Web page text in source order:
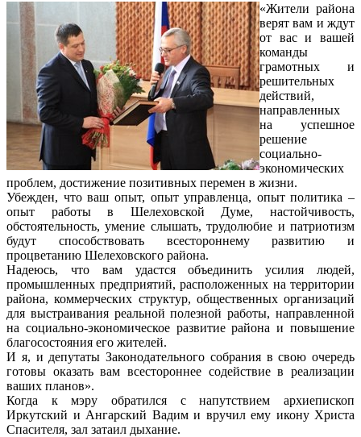
«Жители района
верят вам и ждут
от вас и вашей
команды
грамотных и
решительных
действий,
направленных
на успешное
решение
социально-
экономических
проблем, достижение позитивных перемен в жизни.
Убежден, что ваш опыт, опыт управленца, опыт политика –
опыт работы в Шелеховской Думе, настойчивость,
обстоятельность, умение слышать, трудолюбие и патриотизм
будут способствовать всестороннему развитию и
процветанию Шелеховского района.
Надеюсь, что вам удастся объединить усилия людей,
промышленных предприятий, расположенных на территории
района, коммерческих структур, общественных организаций
для выстраивания реальной полезной работы, направленной
на социально-экономическое развитие района и повышение
благосостояния его жителей.
И я, и депутаты Законодательного собрания в свою очередь
готовы оказать вам всестороннее содействие в реализации
ваших планов».
Когда к мэру обратился с напутствием архиепископ
Иркутский и Ангарский Вадим и вручил ему икону Христа
Спасителя, зал затаил дыхание.